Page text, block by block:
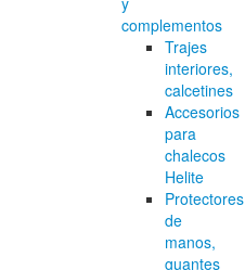
complementos
Trajes
interiores,
calcetines
Accesorios
para
chalecos
Helite
Protectores
de
manos,
guantes